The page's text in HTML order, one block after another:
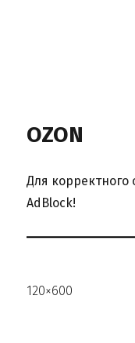
OZON
Для
AdBlock!
120×600